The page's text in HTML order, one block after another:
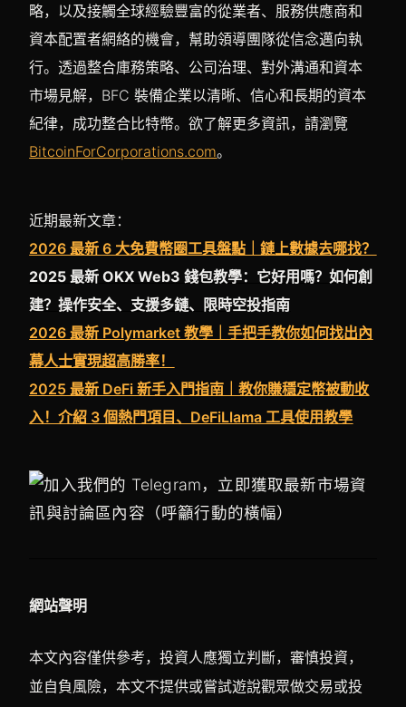
略，以及接觸全球經驗豐富的從業者、服務供應商和
資本配置者網絡的機會，幫助領導團隊從信念邁向執
行。透過整合庫務策略、公司治理、對外溝通和資本
市場見解，BFC 裝備企業以清晰、信心和長期的資本
紀律，成功整合比特幣。欲了解更多資訊，請瀏覽
BitcoinForCorporations.com。
近期最新文章：
2026 最新 6 大免費幣圈工具盤點｜鏈上數據去哪找？
2025 最新 OKX Web3 錢包教學：它好用嗎？如何創
建？操作安全、支援多鏈、限時空投指南
2026 最新 Polymarket 教學｜手把手教你如何找出內
幕人士實現超高勝率！
2025 最新 DeFi 新手入門指南｜教你賺穩定幣被動收
入！介紹 3 個熱門項目、DeFiLlama 工具使用教學
網站聲明
本文內容僅供參考，投資人應獨立判斷，審慎投資，
並自負風險，本文不提供或嘗試遊說觀眾做交易或投